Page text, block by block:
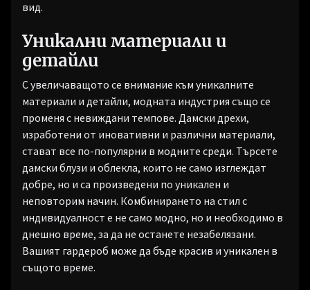
вид.
Уникални материали и
детайли
С увеличаващото се внимание към уникалните
материали и детайли, модната индустрия също се
променя с невиждани темпове. Дамски дрехи,
изработени от иновативни и различни материали,
стават все по-популярни в модните среди. Търсете
дамски блузи и облекла, които не само изглеждат
добре, но и са произведени по уникален и
неповторим начин. Комбинирането на стил с
индивидуалност е не само модно, но и необходимо в
днешно време, за да не останете незабелязани.
Вашият гардероб може да бъде красив и уникален в
същото време.